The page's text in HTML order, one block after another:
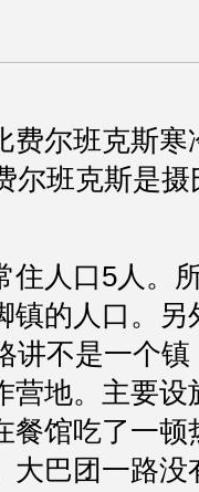
费尔班克斯
尔班克斯是
住人口5人。
镇的人口。另
讲不是一个
营地。主要设
餐馆吃了一顿
大巴团一路